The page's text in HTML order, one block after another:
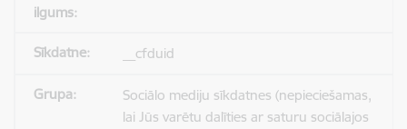
__cfduid
Sociālo mediju sīkdatnes (nepieciešamas,
lai Jūs varētu dalīties ar saturu sociālajos